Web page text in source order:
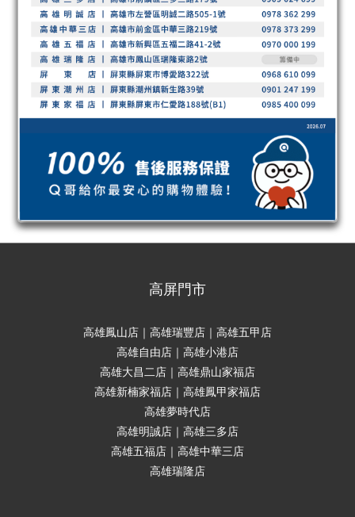
高屏門市
高雄鳳山店｜高雄瑞豐店｜高雄五甲店
高雄自由店｜高雄小港店
高雄大昌二店｜高雄鼎山家福店
高雄新楠家福店｜高雄鳳甲家福店
高雄夢時代店
高雄明誠店｜高雄三多店
高雄五福店｜高雄中華三店
高雄瑞隆店